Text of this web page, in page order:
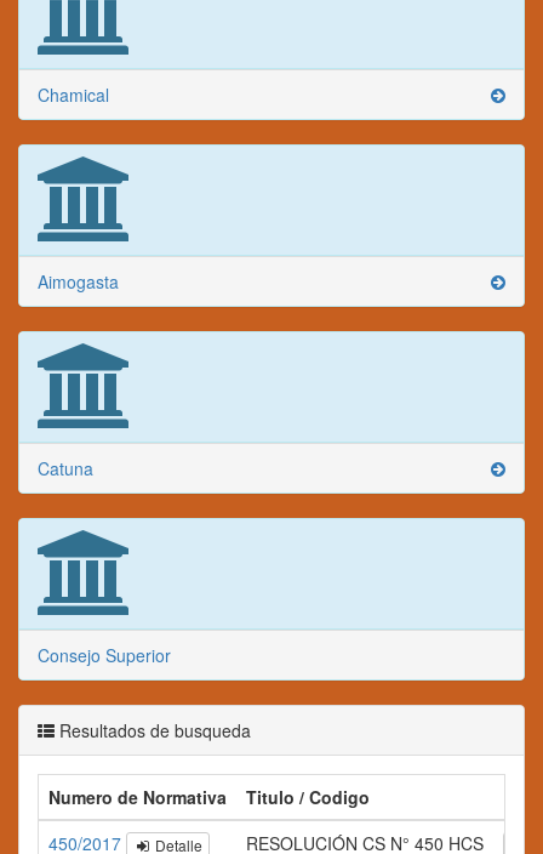
Chamical
Aimogasta
Catuna
Consejo Superior
Resultados de busqueda
Numero de Normativa Titulo / Codigo
450/2017
Detalle RESOLUCIÓN CS N° 450 HCS